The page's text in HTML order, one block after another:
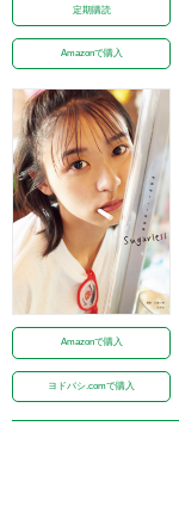
定期購読
Amazonで購入
Amazonで購入
ヨドバシ.comで購入